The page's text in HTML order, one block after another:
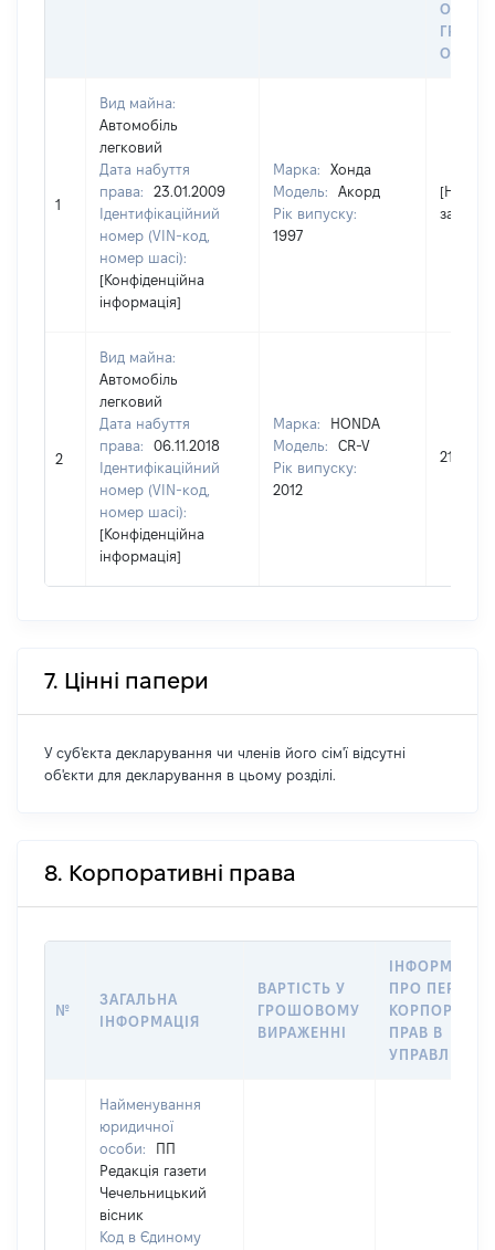
1
Вид майна:
Автомобіль
легковий
Дата набуття
права:
23.01.2009
Ідентифікаційний
номер (VIN-код,
номер шасі):
[Конфіденційна
інформація]
Марка:
Хонда
Модель:
Акорд
Рік випуску:
1997
[Не
2
Вид майна:
Автомобіль
легковий
Дата набуття
права:
06.11.2018
Ідентифікаційний
номер (VIN-код,
номер шасі):
[Конфіденційна
інформація]
Марка:
HONDA
Модель:
CR-V
Рік випуску:
2012
212630
7. Цінні папери
У суб'єкта декларування чи членів його сім'ї відсутні
об'єкти для декларування в цьому розділі.
8. Корпоративні права
№
ЗАГАЛЬНА
ІНФОРМАЦІЯ
ВАРТІСТЬ У
ГРОШОВОМУ
ВИРАЖЕННІ
ІНФОРМАЦІЯ
ПРО
ПРАВ В
УПРАВЛІННЯ
Найменування
юридичної
особи:
ПП
Редакція газети
Чечельницький
вісник
Код в Єдиному